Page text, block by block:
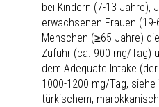
bei Kindern (7-13 Jahre),
erwachsenen Frauen
Menschen (≥65 Jahre)
Zufuhr (ca. 900 mg/Tag)
dem Adequate Intake
1000-1200 mg/Tag,
türkischem,